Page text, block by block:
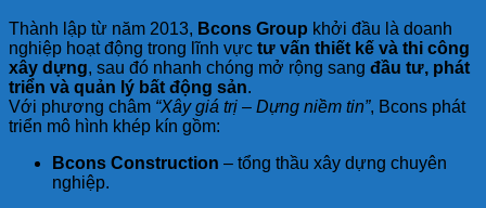
Thành lập từ năm 2013, Bcons Group khởi đầu là doanh
nghiệp hoạt động trong lĩnh vực tư vấn thiết kế và thi công
xây dựng, sau đó nhanh chóng mở rộng sang đầu tư, phát
triển và quản lý bất động sản.
Với phương châm “Xây giá trị – Dựng niềm tin”, Bcons phát
triển mô hình khép kín gồm:
Bcons Construction – tổng thầu xây dựng chuyên
nghiệp.